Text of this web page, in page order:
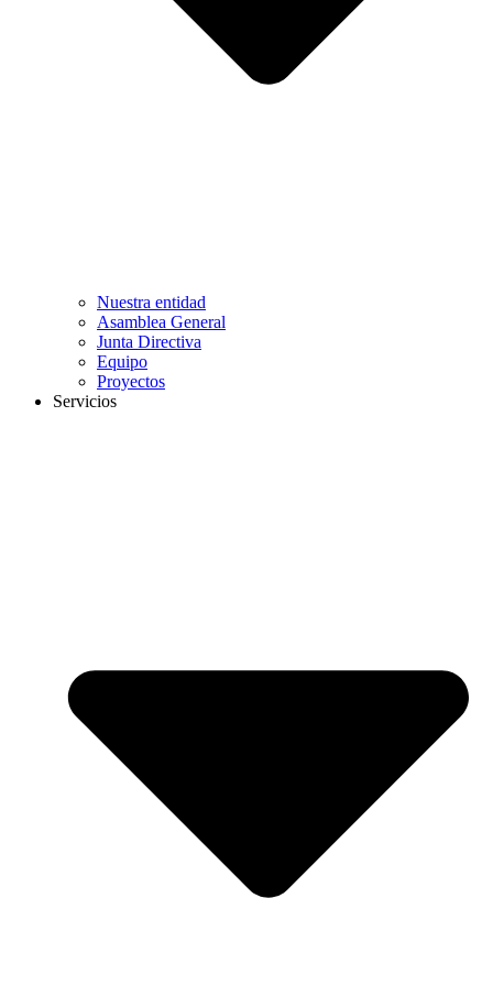
Nuestra entidad
Asamblea General
Junta Directiva
Equipo
Proyectos
Servicios